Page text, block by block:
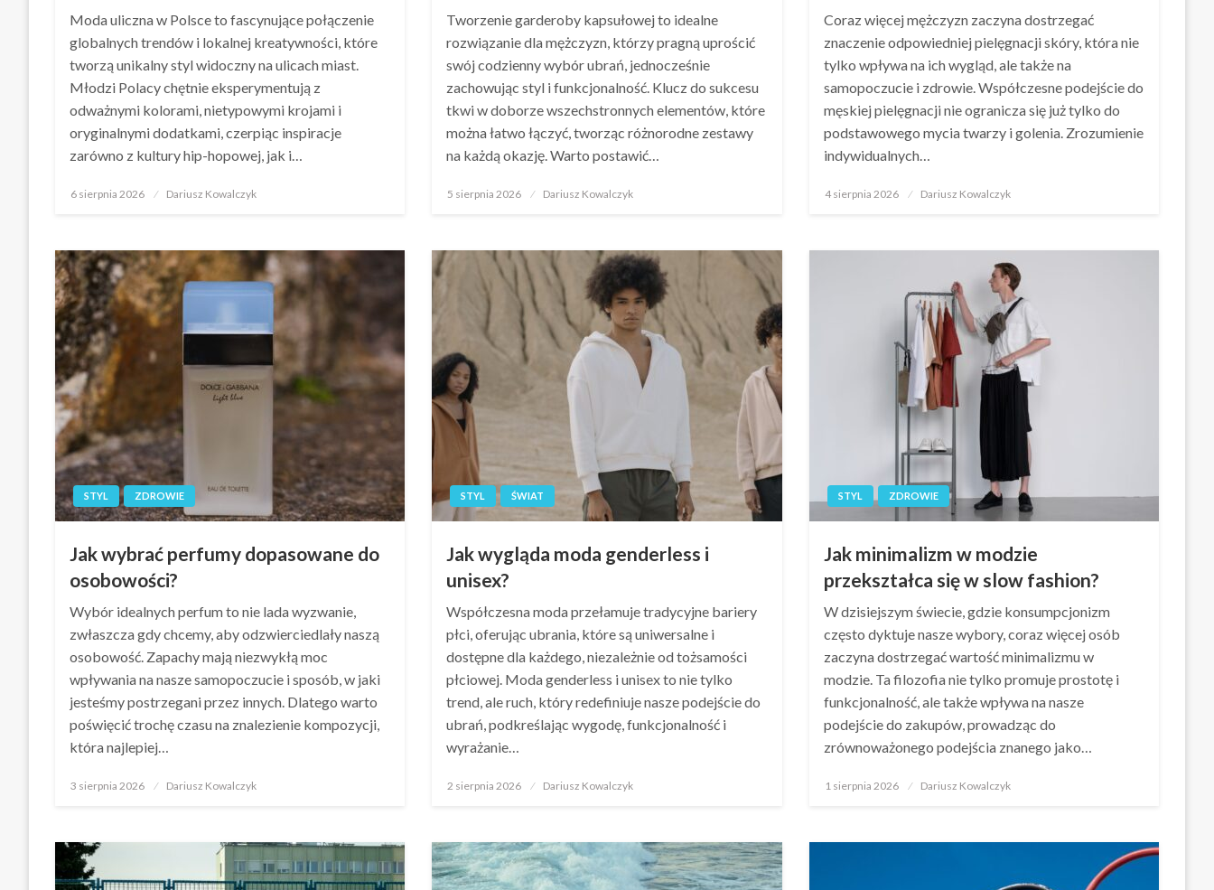
Moda uliczna w Polsce to fascynujące połączenie
globalnych trendów i lokalnej kreatywności, które
tworzą unikalny styl widoczny na ulicach miast.
Młodzi Polacy chętnie eksperymentują z
odważnymi kolorami, nietypowymi krojami i
oryginalnymi dodatkami, czerpiąc inspiracje
zarówno z kultury hip-hopowej, jak i…
Opublikowane
6 sierpnia 2026 Dariusz Kowalczyk
Tworzenie garderoby kapsułowej to idealne
rozwiązanie dla mężczyzn, którzy pragną uprościć
swój codzienny wybór ubrań, jednocześnie
zachowując styl i funkcjonalność. Klucz do sukcesu
tkwi w doborze wszechstronnych elementów, które
można łatwo łączyć, tworząc różnorodne zestawy
na każdą okazję. Warto postawić…
Opublikowane
5 sierpnia 2026 Dariusz Kowalczyk
Coraz więcej mężczyzn zaczyna dostrzegać
znaczenie odpowiedniej pielęgnacji skóry, która nie
tylko wpływa na ich wygląd, ale także na
samopoczucie i zdrowie. Współczesne podejście do
męskiej pielęgnacji nie ogranicza się już tylko do
podstawowego mycia twarzy i golenia. Zrozumienie
indywidualnych…
Opublikowane
4 sierpnia 2026 Dariusz Kowalczyk
STYL ZDROWIE
Jak wybrać perfumy dopasowane do
osobowości?
Wybór idealnych perfum to nie lada wyzwanie,
zwłaszcza gdy chcemy, aby odzwierciedlały naszą
osobowość. Zapachy mają niezwykłą moc
wpływania na nasze samopoczucie i sposób, w jaki
jesteśmy postrzegani przez innych. Dlatego warto
poświęcić trochę czasu na znalezienie kompozycji,
która najlepiej…
Opublikowane
3 sierpnia 2026 Dariusz Kowalczyk
STYL ŚWIAT
Jak wygląda moda genderless i
unisex?
Współczesna moda przełamuje tradycyjne bariery
płci, oferując ubrania, które są uniwersalne i
dostępne dla każdego, niezależnie od tożsamości
płciowej. Moda genderless i unisex to nie tylko
trend, ale ruch, który redefiniuje nasze podejście do
ubrań, podkreślając wygodę, funkcjonalność i
wyrażanie…
Opublikowane
2 sierpnia 2026 Dariusz Kowalczyk
STYL ZDROWIE
Jak minimalizm w modzie
przekształca się w slow fashion?
W dzisiejszym świecie, gdzie konsumpcjonizm
często dyktuje nasze wybory, coraz więcej osób
zaczyna dostrzegać wartość minimalizmu w
modzie. Ta filozofia nie tylko promuje prostotę i
funkcjonalność, ale także wpływa na nasze
podejście do zakupów, prowadząc do
zrównoważonego podejścia znanego jako…
Opublikowane
1 sierpnia 2026 Dariusz Kowalczyk